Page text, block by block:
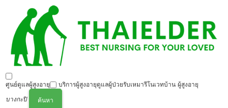
ศูนย์ดูแลผู้สูงอายุ บริการผู้สูงอายุดูแลผู้ป่วยรับเหมารีโนเวทบ้าน ผู้สูงอายุ
บางกะปิ
ค้นหา